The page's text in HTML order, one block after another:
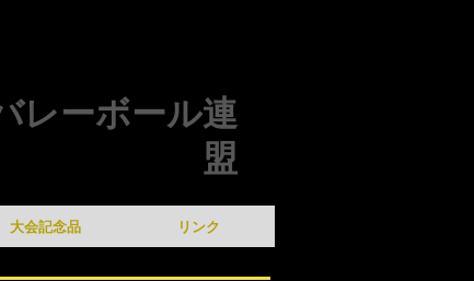
レーボール連
盟
大会記念品 リンク